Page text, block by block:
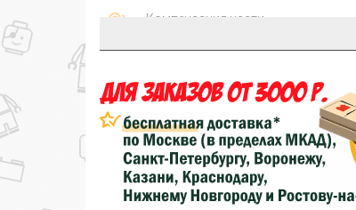
Компенсация части
...на следующий заказ
Золотая скидка
персональная
10%